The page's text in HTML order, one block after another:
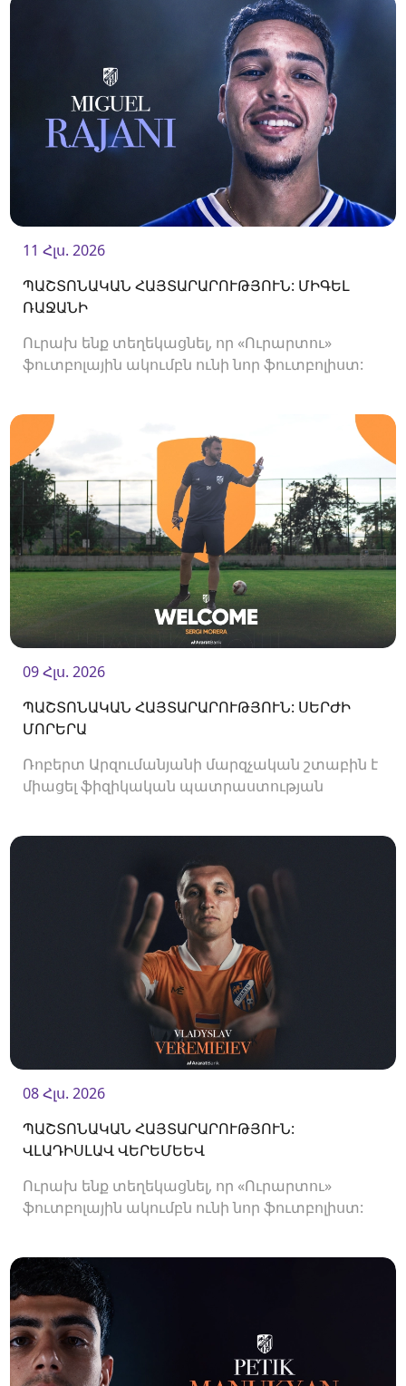
11 Հլս. 2026
ՊԱՇՏՈՆԱԿԱՆ ՀԱՅՏԱՐԱՐՈՒԹՅՈՒՆ: ՄԻԳԵԼ
ՌԱՋԱՆԻ
Ուրախ ենք տեղեկացնել, որ «Ուրարտու»
ֆուտբոլային ակումբն ունի նոր ֆուտբոլիստ:
09 Հլս. 2026
ՊԱՇՏՈՆԱԿԱՆ ՀԱՅՏԱՐԱՐՈՒԹՅՈՒՆ: ՍԵՐԺԻ
ՄՈՐԵՐԱ
Ռոբերտ Արզումանյանի մարզչական շտաբին է
միացել ֆիզիկական պատրաստության
08 Հլս. 2026
ՊԱՇՏՈՆԱԿԱՆ ՀԱՅՏԱՐԱՐՈՒԹՅՈՒՆ:
ՎԼԱԴԻՍԼԱՎ ՎԵՐԵՄԵԵՎ
Ուրախ ենք տեղեկացնել, որ «Ուրարտու»
ֆուտբոլային ակումբն ունի նոր ֆուտբոլիստ: